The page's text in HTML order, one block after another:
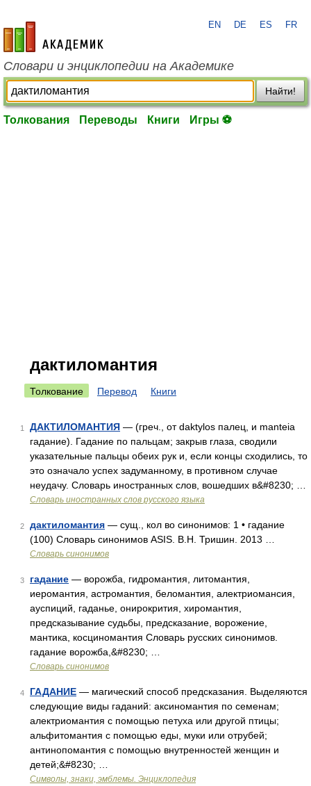
academic.ru
EN DE ES FR
Словари и энциклопедии на Академике
Найти!
Толкования Переводы Книги Игры ⚽
дактиломантия
Толкование Перевод Книги
1 ДАКТИЛОМАНТИЯ — (греч., от daktylos палец, и manteia
гадание). Гадание по пальцам; закрыв глаза, сводили
указательные пальцы обеих рук и, если концы сходились, то
это означало успех задуманному, в противном случае
неудачу. Словарь иностранных слов, вошедших в&#8230; …
Словарь иностранных слов русского языка
2 дактиломантия — сущ., кол во синонимов: 1 • гадание
(100) Словарь синонимов ASIS. В.Н. Тришин. 2013 …
Словарь синонимов
3 гадание — ворожба, гидромантия, литомантия,
иеромантия, астромантия, беломантия, алектриомансия,
ауспиций, гаданье, онирокрития, хиромантия,
предсказывание судьбы, предсказание, ворожение,
мантика, косциномантия Словарь русских синонимов.
гадание ворожба,&#8230; …
Словарь синонимов
4 ГАДАНИЕ — магический способ предсказания. Выделяются
следующие виды гаданий: аксиномантия по семенам;
алектриомантия с помощью петуха или другой птицы;
альфитомантия с помощью еды, муки или отрубей;
антинопомантия с помощью внутренностей женщин и
детей;&#8230; …
Символы, знаки, эмблемы. Энциклопедия